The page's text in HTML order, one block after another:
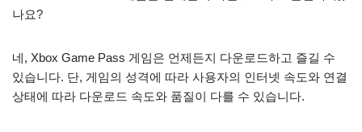
나요?
네, Xbox Game Pass 게임은 언제든지 다운로드하고 즐길 수
있습니다. 단, 게임의 성격에 따라 사용자의 인터넷 속도와 연결
상태에 따라 다운로드 속도와 품질이 다를 수 있습니다.